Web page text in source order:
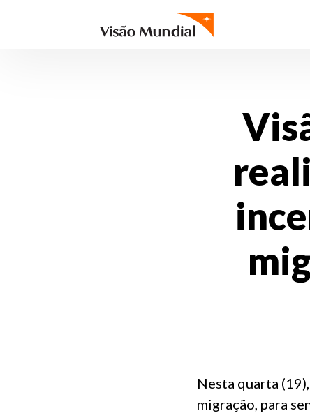
Nesta quarta
migração, para